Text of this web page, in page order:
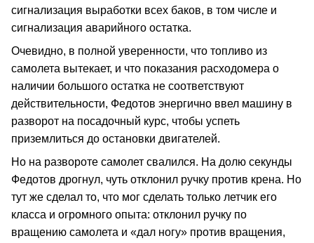
сигнализация выработки всех баков, в том числе и
сигнализация аварийного остатка.
Очевидно, в полной уверенности, что топливо из
самолета вытекает, и что показания расходомера о
наличии большого остатка не соответствуют
действительности, Федотов энергично ввел машину в
разворот на посадочный курс, чтобы успеть
приземлиться до остановки двигателей.
Но на развороте самолет свалился. На долю секунды
Федотов дрогнул, чуть отклонил ручку против крена. Но
тут же сделал то, что мог сделать только летчик его
класса и огромного опыта: отклонил ручку по
вращению самолета и «дал ногу» против вращения,